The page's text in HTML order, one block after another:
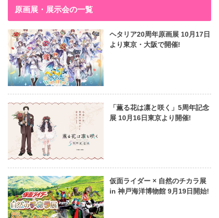
原画展・展示会の一覧
ヘタリア20周年原画展 10月17日
より東京・大阪で開催!
「薫る花は凛と咲く」5周年記念
展 10月16日東京より開催!
仮面ライダー × 自然のチカラ展
in 神戸海洋博物館 9月19日開始!